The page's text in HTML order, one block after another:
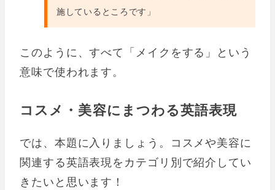
施しているところです」
このように、すべて「メイクをする」という
意味で使われます。
コスメ・美容にまつわる英語表現
では、本題に入りましょう。コスメや美容に
関連する英語表現をカテゴリ別で紹介してい
きたいと思います！